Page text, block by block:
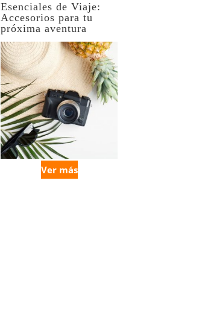
Esenciales de Viaje:
Accesorios para tu
próxima aventura
Ver más